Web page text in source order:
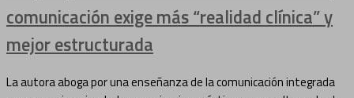
comunicación exige más “realidad clínica” y
mejor estructurada
La autora aboga por una enseñanza de la comunicación integrada